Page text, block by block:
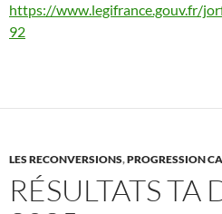
https://www.legifrance.gouv.fr/
92
LES RECONVERSIONS,PROGRESSION
RÉSULTATS TA